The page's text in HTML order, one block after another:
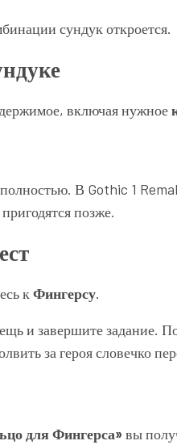
сундук откроется.
включая нужное
В Gothic 1
позже.
к Фингерсу.
и завершите задание.
за героя словечко
для Фингерса»вы